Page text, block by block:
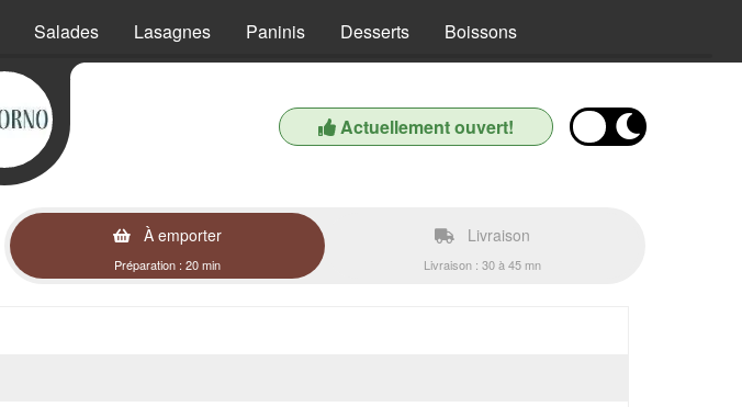
Salades Lasagnes Paninis Desserts Boissons
Actuellement ouvert!
À emporter
Préparation : 20 min
Livraison
Livraison : 30 à 45 mn